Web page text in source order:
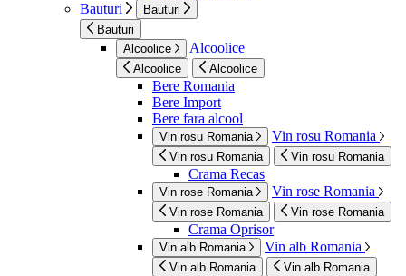
Bauturi
Bauturi
Bauturi
Alcoolice
Alcoolice
Alcoolice Alcoolice
Bere Romania
Bere Import
Bere fara alcool
Vin rosu Romania Vin rosu Romania
Vin rosu Romania Vin rosu Romania
Crama Recas
Vin rose Romania Vin rose Romania
Vin rose Romania Vin rose Romania
Crama Oprisor
Vin alb Romania Vin alb Romania
Vin alb Romania Vin alb Romania